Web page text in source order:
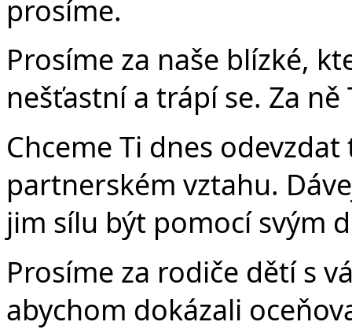
prosíme.
Prosíme za naše blízké,
nešťastní a trápí se. Za ně
Chceme Ti dnes
partnerském vztahu.
jim sílu být pomocí svým
Prosíme za rodiče dětí s
abychom dokázali